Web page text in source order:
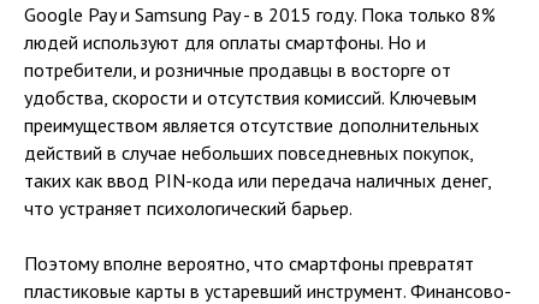
Google Pay и Samsung Pay - в 2015 году. Пока только 8%
людей используют для оплаты смартфоны. Но и
потребители, и розничные продавцы в восторге от
удобства, скорости и отсутствия комиссий. Ключевым
преимуществом является отсутствие дополнительных
действий в случае небольших повседневных покупок,
таких как ввод PIN-кода или передача наличных денег,
что устраняет психологический барьер.
Поэтому вполне вероятно, что смартфоны превратят
пластиковые карты в устаревший инструмент. Финансово-